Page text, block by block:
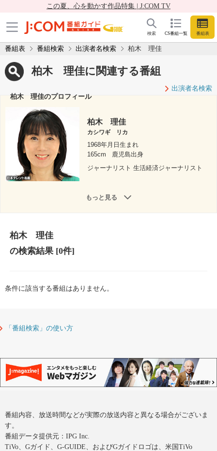
この夏、心を動かす作品特集 | J:COM TV
CS番組一覧 番組表
検索
番組表 番組検索 出演者名検索 柏木 理佳
柏木 理佳に関連する番組
出演者名検索
柏木 理佳のプロフィール
柏木 理佳
カシワギ リカ
1968年月日生まれ
165cm
鹿児島出身
ジャーナリスト 生活経済ジャーナリスト
もっと見る
柏木 理佳
の検索結果[0件]
条件に該当する番組はありません。
「番組検索」の使い方
番組内容、放送時間などが実際の放送内容と異なる場合がございま
す。
番組データ提供元：IPG Inc.
TiVo、Gガイド、G-GUIDE、およびGガイドロゴは、米国TiVo